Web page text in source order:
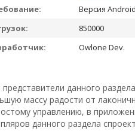
Версия
850000
Owlone Dev.
представители данного
массу радости от
управлению, в
данного раздела